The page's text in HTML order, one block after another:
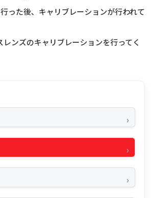
った後、キャリブレーションが行われて
ンズのキャリブレーションを行ってく